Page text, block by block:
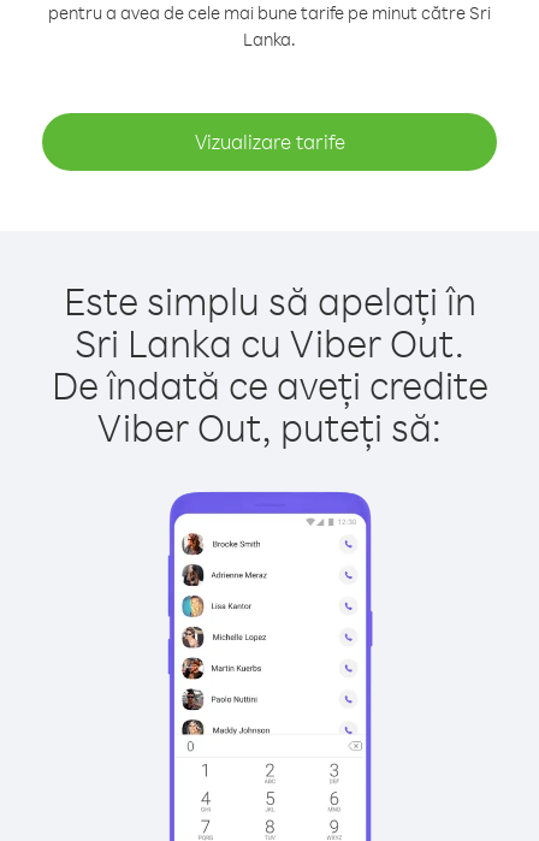
pentru a avea de cele mai bune tarife pe minut către Sri
Lanka.
Vizualizare tarife
Este simplu să apelați în
Sri Lanka cu Viber Out.
De îndată ce aveți credite
Viber Out, puteți să: